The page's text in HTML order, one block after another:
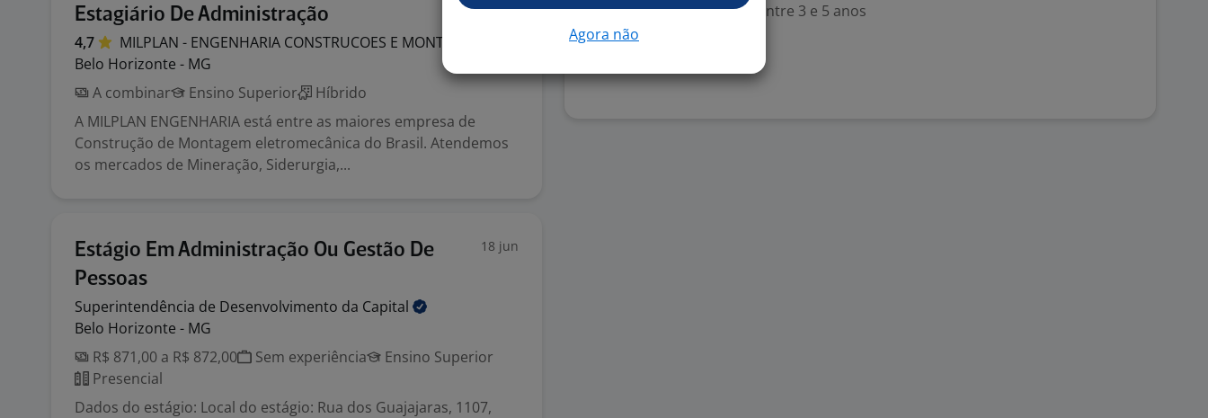
Estagiário De Administração 24 jun
4,7 MILPLAN - ENGENHARIA CONSTRUCOES E MONTAGENS
Belo Horizonte - MG
A combinar
Ensino Superior
Híbrido
A MILPLAN ENGENHARIA está entre as maiores empresa de
Construção de Montagem eletromecânica do Brasil. Atendemos
os mercados de Mineração, Siderurgia,...
Estágio Em Administração Ou Gestão De
Pessoas
18 jun
Superintendência de Desenvolvimento da Capital
Belo Horizonte - MG
R$ 871,00 a R$ 872,00
Sem experiência
Ensino Superior
Presencial
Dados do estágio: Local do estágio: Rua dos Guajajaras, 1107,
Experiência desejada: Entre 3 e 5 anos
Agora não